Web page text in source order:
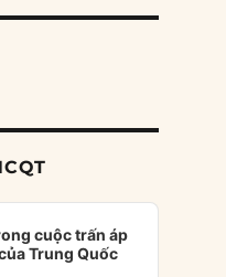
cuộc trấn áp
Trung Quốc